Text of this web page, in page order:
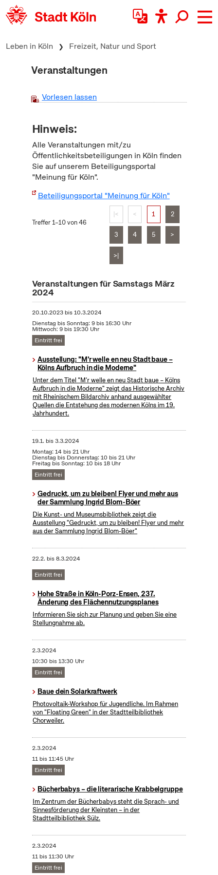
zum Inhalt springen
Leben in Köln Freizeit, Natur und Sport
Veranstaltungen
Vorlesen lassen
Hinweis:
Alle Veranstaltungen mit/zu
Öffentlichkeitsbeteiligungen in Köln finden
Sie auf unserem Beteiligungsportal
"Meinung für Köln".
Beteiligungsportal "Meinung für Köln"
Treffer 1–10 von 46
|< < 1 2
3 4 5 >
>|
Veranstaltungen für Samstags März
2024
20.10.2023bis10.3.2024
Dienstag bis Sonntag: 9 bis 16:30 Uhr
Mittwoch: 9 bis 19:30 Uhr
Eintritt frei
Ausstellung: "M'r welle en neu Stadt baue –
Kölns Aufbruch in die Moderne"
Unter dem Titel "M’r welle en neu Stadt baue – Kölns
Aufbruch in die Moderne" zeigt das Historische Archiv
mit Rheinischem Bildarchiv anhand ausgewählter
Quellen die Entstehung des modernen Kölns im 19.
Jahrhundert.
19.1. bis3.3.2024
Montag: 14 bis 21 Uhr
Dienstag bis Donnerstag: 10 bis 21 Uhr
Freitag bis Sonntag: 10 bis 18 Uhr
Eintritt frei
Gedruckt, um zu bleiben! Flyer und mehr aus
der Sammlung Ingrid Blom-Böer
Die Kunst- und Museumsbibliothek zeigt die
Ausstellung "Gedruckt, um zu bleiben! Flyer und mehr
aus der Sammlung Ingrid Blom-Böer"
22.2. bis8.3.2024
Eintritt frei
Hohe Straße in Köln-Porz-Ensen, 237.
Änderung des Flächennutzungsplanes
Informieren Sie sich zur Planung und geben Sie eine
Stellungnahme ab.
2.3.2024
10:30 bis 13:30 Uhr
Eintritt frei
Baue dein Solarkraftwerk
​Photovoltaik-Workshop für Jugendliche. Im Rahmen
von "Floating Green" in der Stadtteilbibliothek
Chorweiler.
2.3.2024
11 bis 11:45 Uhr
Eintritt frei
Bücherbabys – die literarische Krabbelgruppe
Im Zentrum der Bücherbabys steht die Sprach- und
Sinnesförderung der Kleinsten – in der
Stadtteilbibliothek Sülz.
2.3.2024
11 bis 11:30 Uhr
Eintritt frei